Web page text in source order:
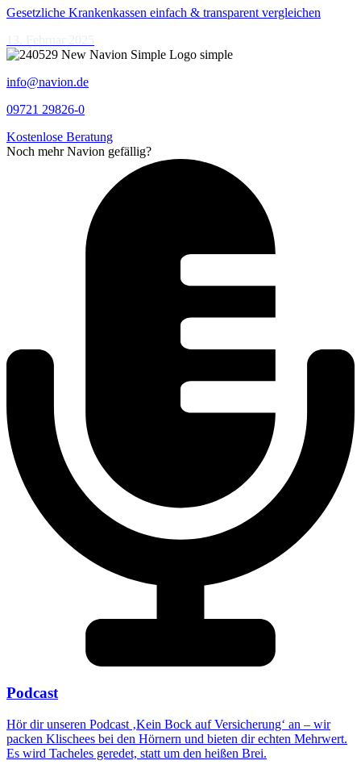
Gesetzliche Krankenkassen einfach & transparent vergleichen
info@navion.de
09721 29826-0
Kostenlose Beratung
Noch mehr Navion gefällig?
Podcast
Hör dir unseren Podcast ‚Kein Bock auf Versicherung‘ an – wir
packen Klischees bei den Hörnern und bieten dir echten Mehrwert.
Es wird Tacheles geredet, statt um den heißen Brei.